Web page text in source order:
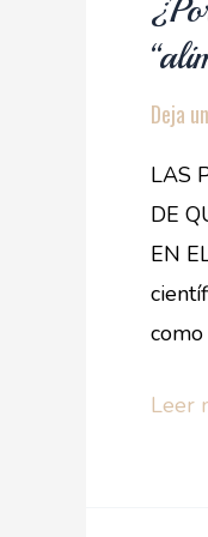
Deja
LAS
DE
EN
Leer